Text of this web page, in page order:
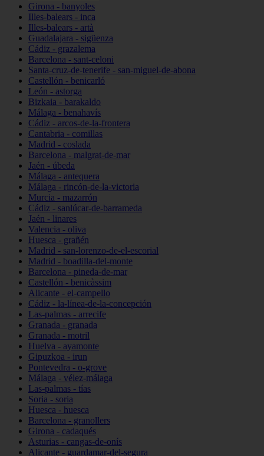
Girona - banyoles
Illes-balears - inca
Illes-balears - artà
Guadalajara - sigüenza
Cádiz - grazalema
Barcelona - sant-celoni
Santa-cruz-de-tenerife - san-miguel-de-abona
Castellón - benicarló
León - astorga
Bizkaia - barakaldo
Málaga - benahavís
Cádiz - arcos-de-la-frontera
Cantabria - comillas
Madrid - coslada
Barcelona - malgrat-de-mar
Jaén - úbeda
Málaga - antequera
Málaga - rincón-de-la-victoria
Murcia - mazarrón
Cádiz - sanlúcar-de-barrameda
Jaén - linares
Valencia - oliva
Huesca - grañén
Madrid - san-lorenzo-de-el-escorial
Madrid - boadilla-del-monte
Barcelona - pineda-de-mar
Castellón - benicàssim
Alicante - el-campello
Cádiz - la-línea-de-la-concepción
Las-palmas - arrecife
Granada - granada
Granada - motril
Huelva - ayamonte
Gipuzkoa - irun
Pontevedra - o-grove
Málaga - vélez-málaga
Las-palmas - tías
Soria - soria
Huesca - huesca
Barcelona - granollers
Girona - cadaqués
Asturias - cangas-de-onís
Alicante - guardamar-del-segura